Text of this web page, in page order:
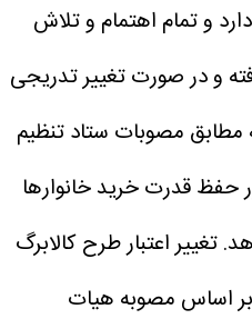
و تمام اهتمام و تلاش
و در صورت تغییر تدریجی
مطابق مصوبات ستاد تنظیم
حفظ قدرت خرید خانوار‌ها
تغییر اعتبار طرح کالابرگ
بر اساس مصوبه هیات